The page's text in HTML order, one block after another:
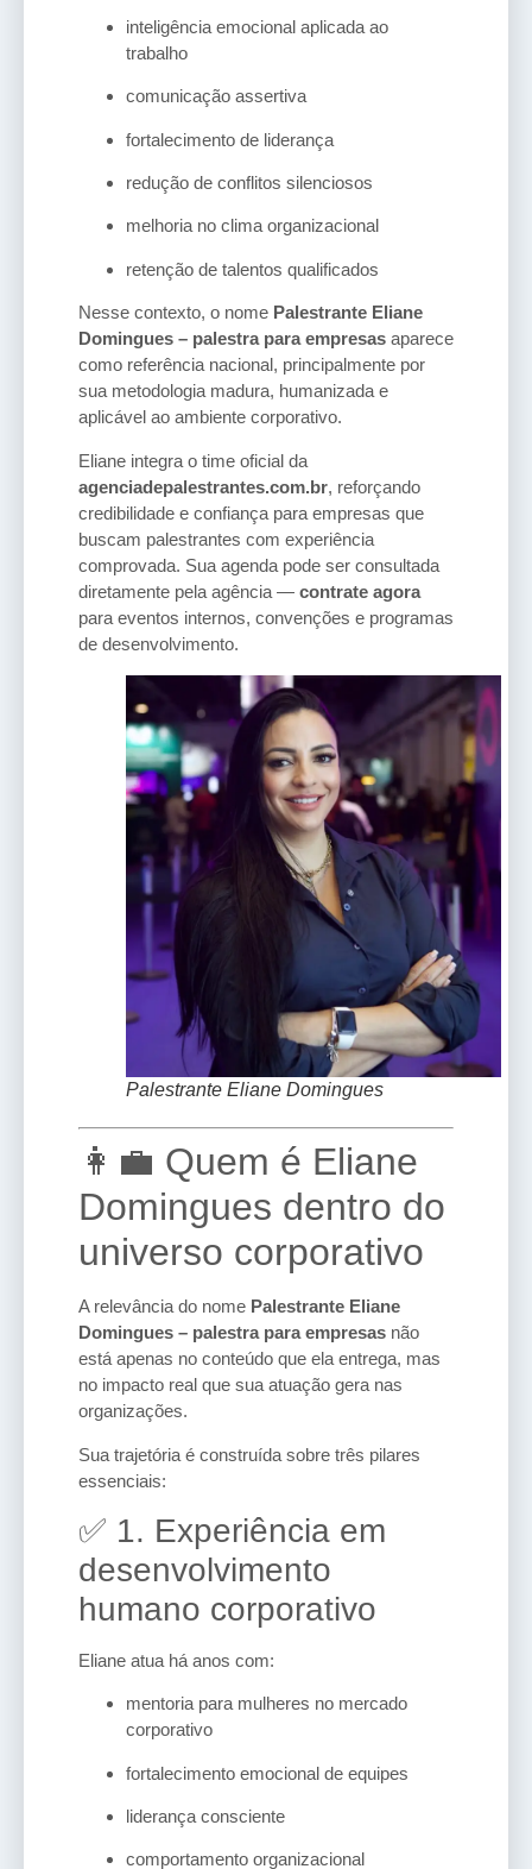
inteligência emocional aplicada ao
trabalho
comunicação assertiva
fortalecimento de liderança
redução de conflitos silenciosos
melhoria no clima organizacional
retenção de talentos qualificados
Nesse contexto, o nome Palestrante Eliane
Domingues – palestra para empresas aparece
como referência nacional, principalmente por
sua metodologia madura, humanizada e
aplicável ao ambiente corporativo.
Eliane integra o time oficial da
agenciadepalestrantes.com.br, reforçando
credibilidade e confiança para empresas que
buscam palestrantes com experiência
comprovada. Sua agenda pode ser consultada
diretamente pela agência — contrate agora
para eventos internos, convenções e programas
de desenvolvimento.
Palestrante Eliane Domingues
👩‍💼 Quem é Eliane
Domingues dentro do
universo corporativo
A relevância do nome Palestrante Eliane
Domingues – palestra para empresas não
está apenas no conteúdo que ela entrega, mas
no impacto real que sua atuação gera nas
organizações.
Sua trajetória é construída sobre três pilares
essenciais:
✅ 1. Experiência em
desenvolvimento
humano corporativo
Eliane atua há anos com:
mentoria para mulheres no mercado
corporativo
fortalecimento emocional de equipes
liderança consciente
comportamento organizacional